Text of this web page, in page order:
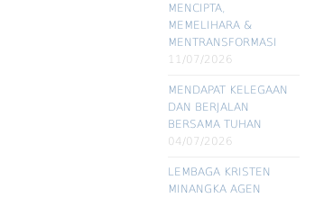
MENCIPTA,
MEMELIHARA &
MENTRANSFORMASI
11/07/2026
MENDAPAT KELEGAAN
DAN BERJALAN
BERSAMA TUHAN
04/07/2026
LEMBAGA KRISTEN
MINANGKA AGEN